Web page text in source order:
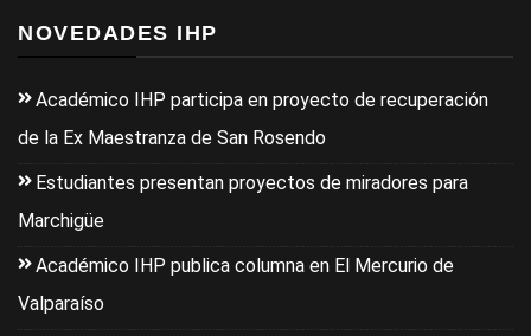
NOVEDADES IHP
Académico IHP participa en proyecto de recuperación
de la Ex Maestranza de San Rosendo
Estudiantes presentan proyectos de miradores para
Marchigüe
Académico IHP publica columna en El Mercurio de
Valparaíso